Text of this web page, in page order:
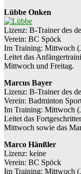
Lübbe Onken
Lizenz: B-Trainer des
Verein: BC Spöck
Im Training: Mittwoch
Leitet das
Mittwoch und Freitag.
Marcus Bayer
Lizenz: B-Trainer des
Verein: Badminton
Im Training: Mittwoch
Leitet das
Mittwoch sowie das
Marco Hänßler
Lizenz: keine
Verein: BC Spöck
Im Training: Mittwoch